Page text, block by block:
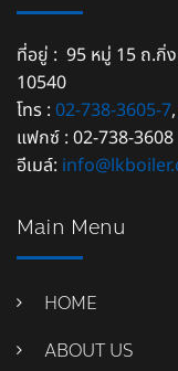
ที่อยู่ : 95 หมู่ 15 ถ.กิ่ง
10540
โทร : 02-738-3605-7,
แฟกซ์ : 02-738-3608
อีเมล์:
Main Menu
HOME
ABOUT US